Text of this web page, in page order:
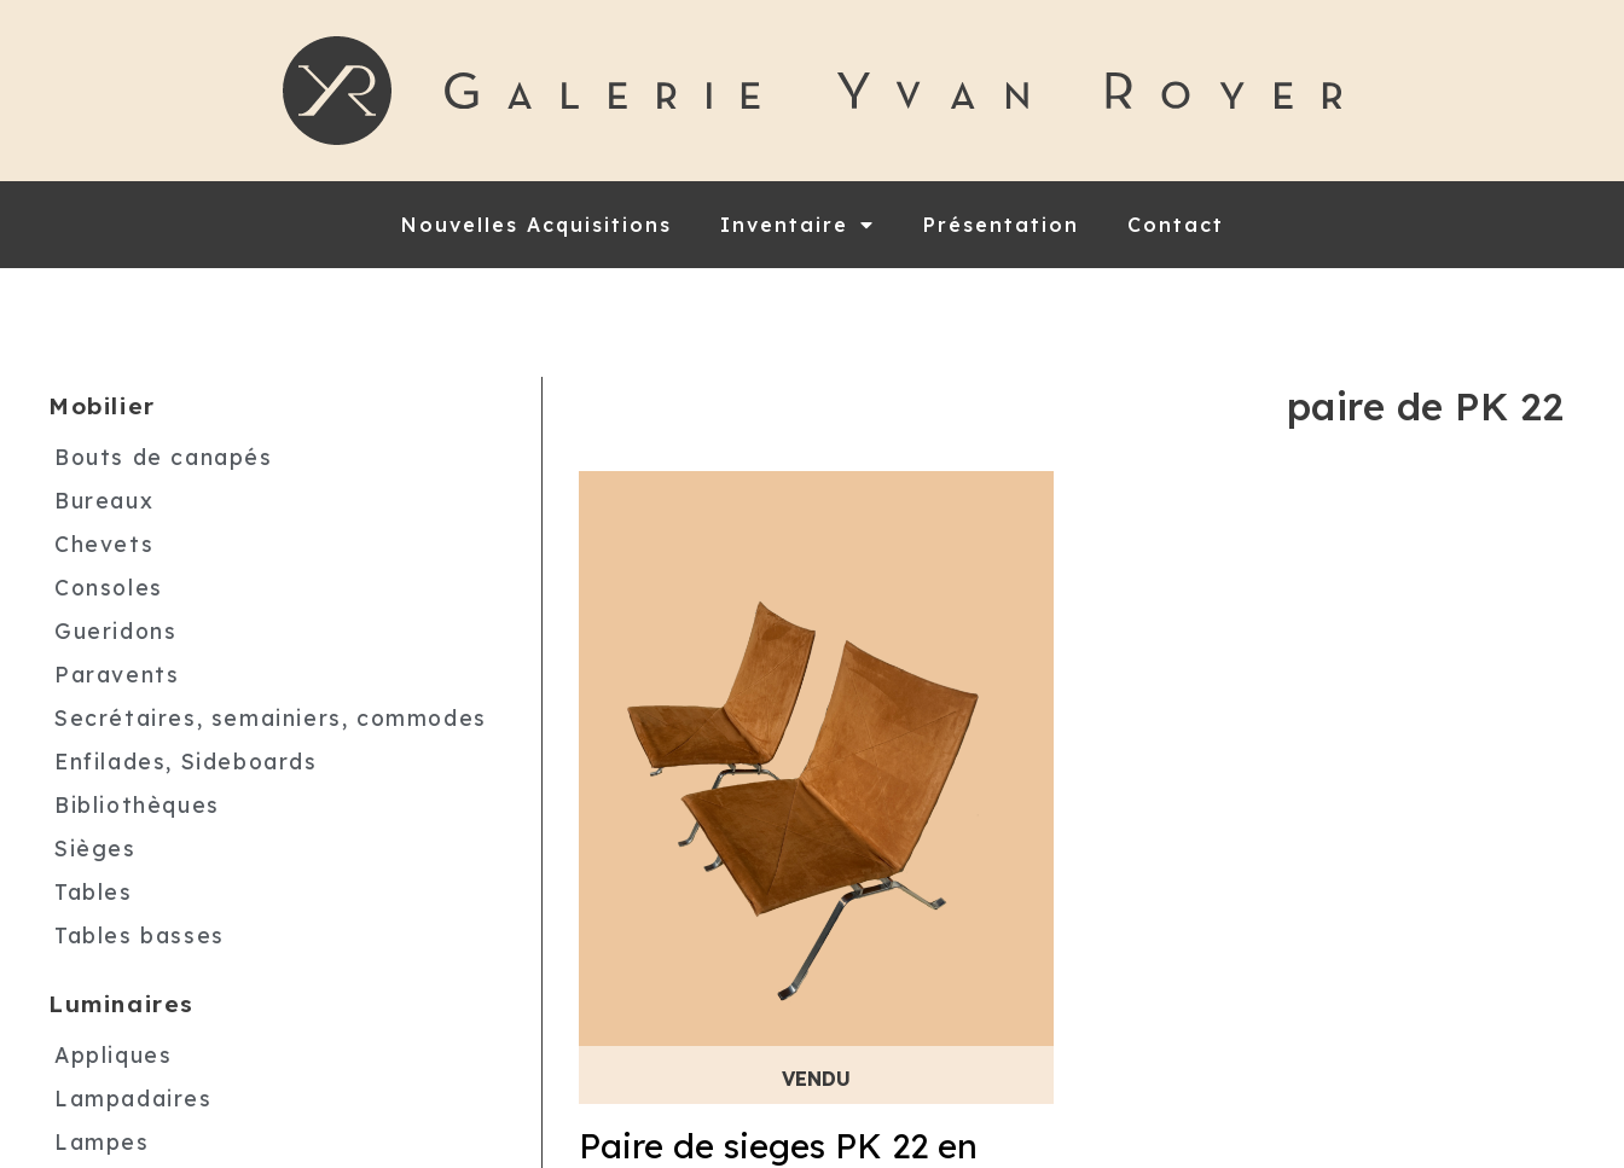
Nouvelles Acquisitions Inventaire Présentation Contact
Mobilier
Bouts de canapés
Bureaux
Chevets
Consoles
Gueridons
Paravents
Secrétaires, semainiers, commodes
Enfilades, Sideboards
Bibliothèques
Sièges
Tables
Tables basses
Luminaires
Appliques
Lampadaires
Lampes
paire de PK 22
Paire de sieges PK 22 en